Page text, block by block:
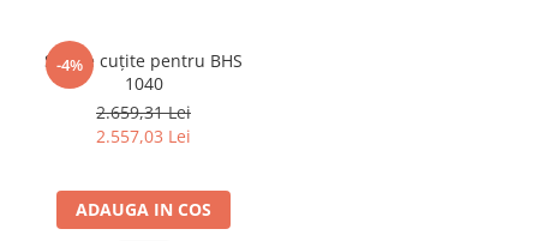
-4%
Set de cuțite pentru BHS
1040
2.659,31 Lei
2.557,03 Lei
ADAUGA IN COS